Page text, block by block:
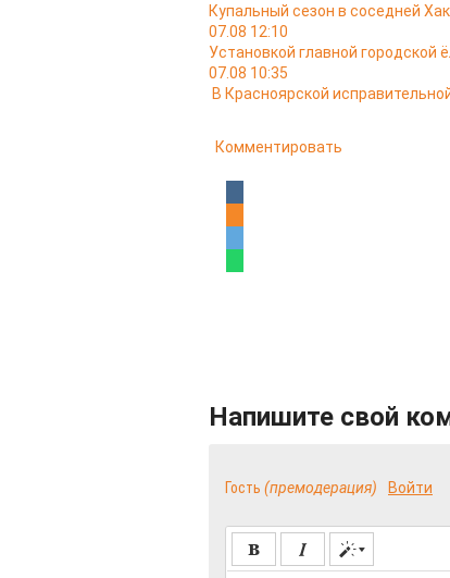
Купальный сезон в соседней
07.08 12:10
Установкой главной городской
07.08 10:35
В Красноярской
Комментировать
Напишите свой
Гость (премодерация) Войти